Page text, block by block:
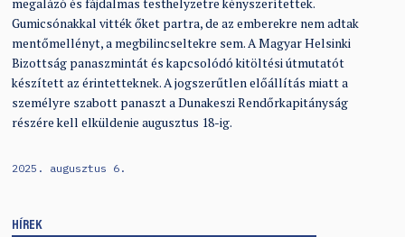
megalázó és fájdalmas testhelyzetre kényszerítettek.
Gumicsónakkal vitték őket partra, de az emberekre nem adtak
mentőmellényt, a megbilincseltekre sem. A Magyar Helsinki
Bizottság panaszmintát és kapcsolódó kitöltési útmutatót
készített az érintetteknek. A jogszerűtlen előállítás miatt a
személyre szabott panaszt a Dunakeszi Rendőrkapitányság
részére kell elküldenie augusztus 18-ig.
2025. augusztus 6.
HÍREK